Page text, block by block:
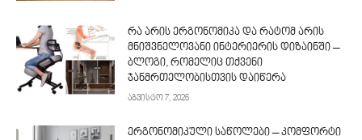
რა არის ერგონომიკა და რატომ არის
მნიშვნელოვანი ინტერიერის დიზაინში –
ბლოგი, რომელიც თქვენი
ჯანმრთელობისთვის დაიწერა
აგვისტო 7, 2026
ერგონომიკული საწოლები – კომფორტი